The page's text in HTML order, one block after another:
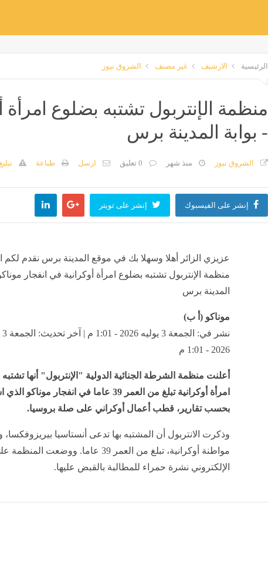
الرئيسية الارشيف غير مصنف الشروق نيوز
منظمة الإنتربول تشتبه بضلوع امرأة
- بوابة المدينة برس
الشروق نيوز منذ شهر 0 تعليق ارسل طباعة
إنشر على الفيسبوك إنشر على تويتر
عزيزي الزائر أهلا وسهلا بك في موقع المدينة برس نقدم لكم
منظمة الإنتربول تشتبه بضلوع امرأة أوكرانية في انفجار
المدينة برس
موناكو (أ ب)
2026 - 1:01 م
أعلنت منظمة الشرطة الجنائية الدولية "الإنتربول" أنها
امرأة أوكرانية تبلغ من العمر 39 عاما في انفجار
بحسب تقارير، قطب أعمال أوكراني على صلة بروسيا.
وذكرت الانتربول أن المشتبه بها تدعى أنستاسيا
مواطنة أوكرانية، تبلغ من العمر 39 عاما. ووضعت
الإلكتروني نشرة حمراء للمطالبة بالقبض عليها.